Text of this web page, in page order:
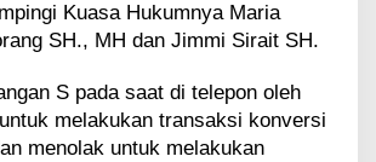
Kuasa Hukumnya Maria
SH., MH dan Jimmi Sirait SH.
S pada saat di telepon oleh
melakukan transaksi konversi
menolak untuk melakukan